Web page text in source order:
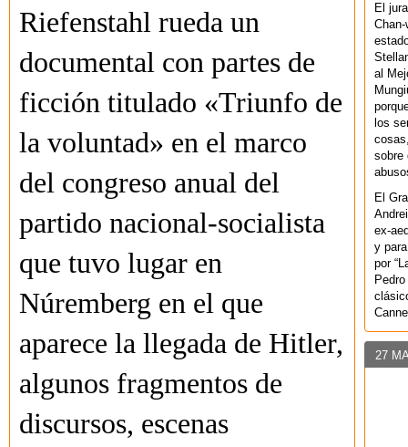
Riefenstahl rueda un
documental con partes de
ficción titulado «Triunfo de
la voluntad» en el marco
del congreso anual del
partido nacional-socialista
que tuvo lugar en
Núremberg en el que
aparece la llegada de Hitler,
algunos fragmentos de
discursos, escenas
El
al
los
sobre
El
ex-
y
por
27